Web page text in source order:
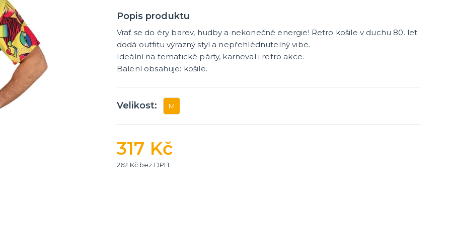
na stůl
a mašle
a hélium
Popis produktu
Vrať se do éry barev, hudby a nekonečné energie! Retro košile v duchu 80. let
dodá outfitu výrazný styl a nepřehlédnutelný vibe.
Ideální na tematické párty, karneval i retro akce.
Balení obsahuje: košile.
Velikost: M
317 Kč
262 Kč bez DPH